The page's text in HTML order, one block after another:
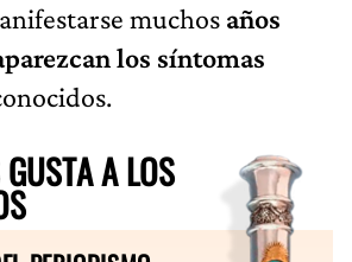
muchos años
los síntomas
A LOS